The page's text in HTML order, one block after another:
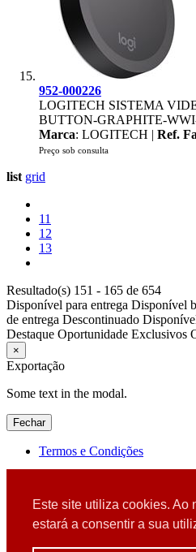
Este site utiliza cookies. Ao
estará a consentir a sua
952-000226
LOGITECH SISTEMA
BUTTON-GRAPHITE-
Marca: LOGITECH | Ref.
Preço sob consulta
list grid
11
12
13
Resultado(s) 151 - 165 de 654
Disponível para entrega Disponível
de entrega Descontinuado
Destaque Oportunidade Exclusivos
×
Exportação
Some text in the modal.
Fechar
Termos e Condições
Detectamos que está a usar um